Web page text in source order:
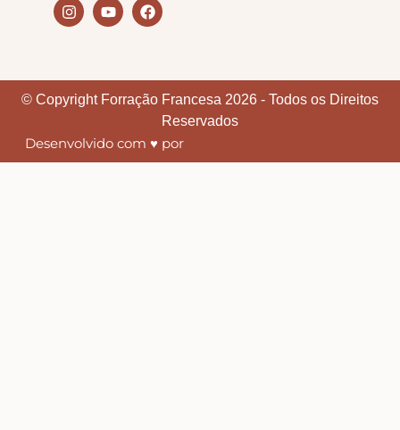
© Copyright Forração Francesa 2026 - Todos os Direitos
Reservados
Desenvolvido com ♥ por